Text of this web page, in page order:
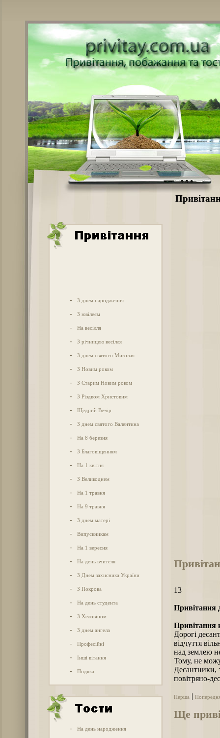
- З днем народження
- З ювілеєм
- На весілля
- З річницею весілля
- З днем святого Миколая
- З Новим роком
- З Старим Новим роком
- З Різдвом Христовим
- Щедрий Вечір
- З днем святого Валентина
- На 8 березня
- З Благовіщенням
- На 1 квітня
- З Великоднем
- На 1 травня
- На 9 травня
- З днем матері
- Випускникам
- На 1 вересня
- На день вчителя
- З Днем захисника України
- З Покрова
- На день студента
- З Хеловіном
- З днем ангела
- Професійні
- Інші вітання
- Подяка
- На день народження
13
Привітання
Привітання
Дорогі
відчуття
над землею
Тому, не
Десантники,
повітряно-
Перша
Ще